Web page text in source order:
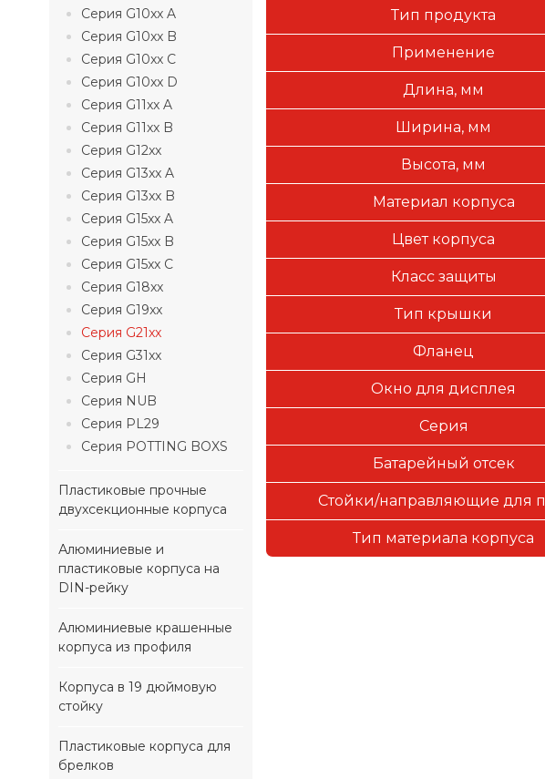
Серия G10xx A
Серия G10xx B
Серия G10xx C
Серия G10xx D
Серия G11xx A
Серия G11xx B
Серия G12xx
Серия G13xx A
Серия G13xx B
Серия G15xx A
Серия G15xx B
Серия G15xx C
Серия G18xx
Серия G19xx
Серия G21xx
Серия G31xx
Серия GH
Серия NUB
Серия PL29
Серия POTTING BOXS
Пластиковые прочные
двухсекционные корпуса
Алюминиевые и
пластиковые корпуса на
DIN-рейку
Алюминиевые крашенные
корпуса из профиля
Корпуса в 19 дюймовую
стойку
Пластиковые корпуса для
брелков
Тип продукта
Применение
Длина, мм
Ширина, мм
Высота, мм
Материал корпуса
Цвет корпуса
Класс защиты
Тип крышки
Фланец
Окно для дисплея
Серия
Батарейный отсек
Стойки/направляющие для
Тип материала корпуса